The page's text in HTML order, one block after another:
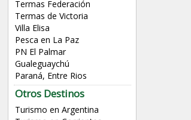
Termas Federación
Termas de Victoria
Villa Elisa
Pesca en La Paz
PN El Palmar
Gualeguaychú
Paraná, Entre Rios
Otros Destinos
Turismo en Argentina